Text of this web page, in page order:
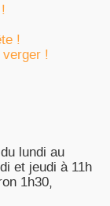
!
!
lundi au
et jeudi à 11h
1h30,